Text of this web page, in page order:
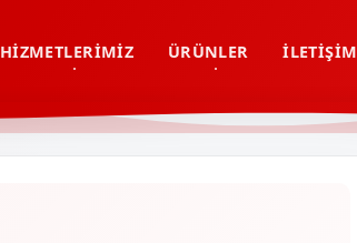
HIZMETLERIMIZ ÜRÜNLER İLETIŞIM